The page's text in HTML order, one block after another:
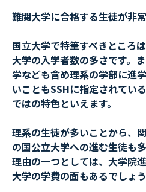
難関大学に合格する生徒が非常
国立大学で特筆すべきところ
大学の入学者数の多さです。
学なども含め理系の学部に進
いこともSSHに指定されてい
ではの特色といえます。
理系の生徒が多いことから、
の国公立大学への進む生徒も多
理由の一つとしては、大学院
大学の学費の面もあるでしょう